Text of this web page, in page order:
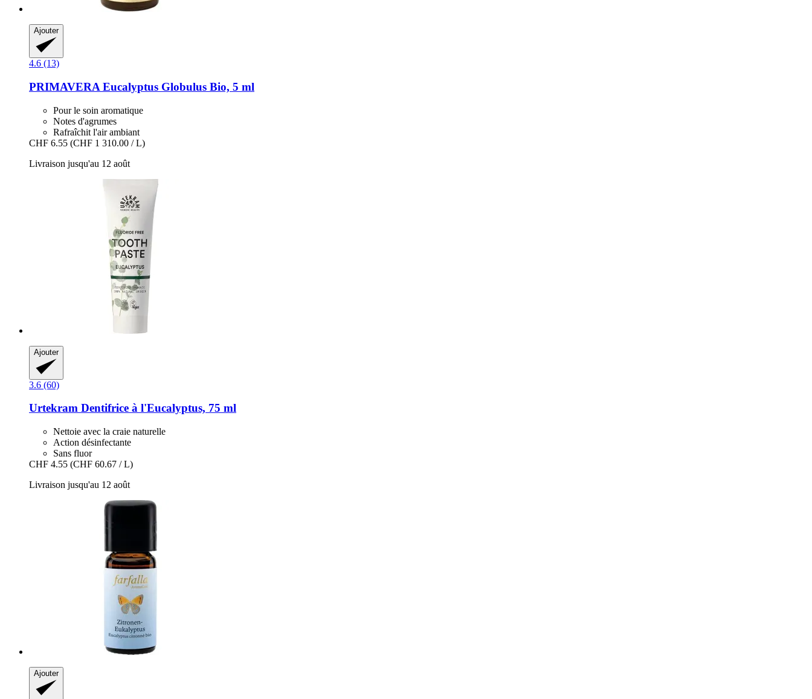
Ajouter
4.6 (13)
PRIMAVERA Eucalyptus Globulus Bio, 5 ml
Pour le soin aromatique
Notes d'agrumes
Rafraîchit l'air ambiant
CHF 6.55 (CHF 1 310.00 / L)
Livraison jusqu'au 12 août
Ajouter
3.6 (60)
Urtekram Dentifrice à l'Eucalyptus, 75 ml
Nettoie avec la craie naturelle
Action désinfectante
Sans fluor
CHF 4.55 (CHF 60.67 / L)
Livraison jusqu'au 12 août
Ajouter